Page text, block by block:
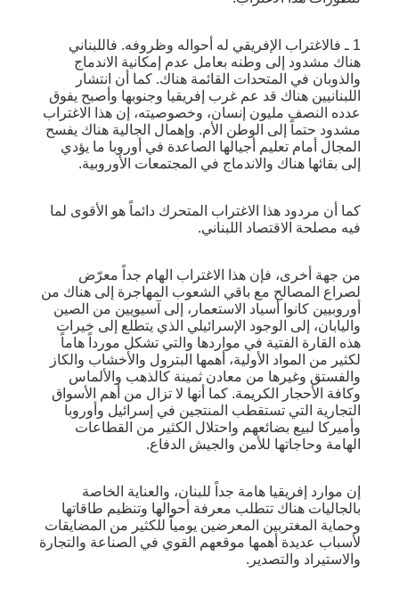
1 ـ فالاغتراب الإفريقي له أحواله وظروفه. فاللبناني
هناك مشدود إلى وطنه بعامل عدم إمكانية الاندماج
والذوبان في المتحدات القائمة هناك. كما أن انتشار
اللبنانيين هناك قد عم غرب إفريقيا وجنوبها وأصبح يفوق
عدده النصف مليون إنسان، وخصوصيته، إن هذا الاغتراب
مشدود حتماً إلى الوطن الأم. وإهمال الجالية هناك يفسح
المجال أمام تعليم أجيالها الصاعدة في أوروبا ما يؤدي
إلى بقائها هناك والاندماج في المجتمعات الأوروبية.
كما أن مردود هذا الاغتراب المتحرك دائماً هو الأقوى لما
فيه مصلحة الاقتصاد اللبناني.
من جهة أخرى، فإن هذا الاغتراب الهام جداً معرّض
لصراع المصالح مع باقي الشعوب المهاجرة إلى هناك من
أوروبيين كانوا أسياد الاستعمار، إلى آسيويين من الصين
واليابان، إلى الوجود الإسرائيلي الذي يتطلع إلى خيرات
هذه القارة الفتية في مواردها والتي تشكل مورداً هاماً
لكثير من المواد الأولية، أهمها البترول والأخشاب والكاز
والفستق وغيرها من معادن ثمينة كالذهب والألماس
وكافة الأحجار الكريمة. كما أنها لا تزال من أهم الأسواق
التجارية التي تستقطب المنتجين في إسرائيل وأوروبا
وأميركا لبيع بضائعهم واحتلال الكثير من القطاعات
الهامة وحاجاتها للأمن والجيش الدفاع.
إن موارد إفريقيا هامة جداً للبنان، والعناية الخاصة
بالجاليات هناك تتطلب معرفة أحوالها وتنظيم طاقاتها
وحماية المغتربين المعرضين يومياً للكثير من المضايقات
لأسباب عديدة أهمها موقعهم القوي في الصناعة والتجارة
والاستيراد والتصدير.